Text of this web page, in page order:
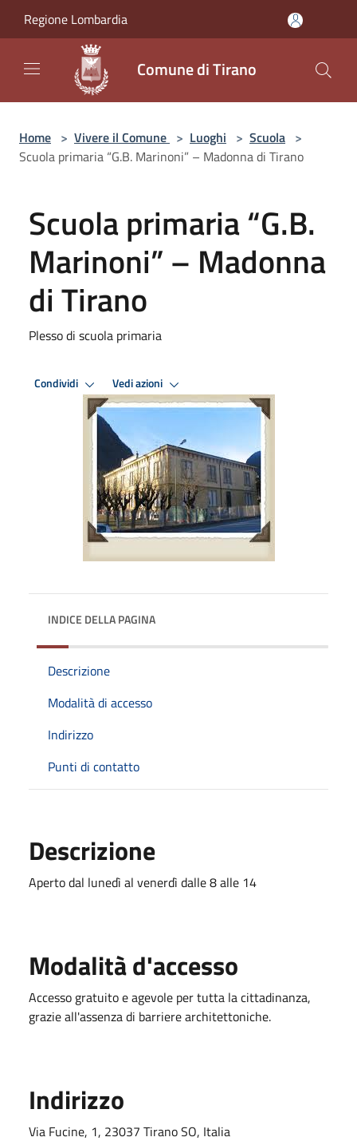
Regione Lombardia
Comune di Tirano
Home > Vivere il Comune > Luoghi > Scuola >
Scuola primaria “G.B. Marinoni” – Madonna di Tirano
Scuola primaria “G.B.
Marinoni” – Madonna
di Tirano
Plesso di scuola primaria
Condividi Vedi azioni
INDICE DELLA PAGINA
Descrizione
Modalità di accesso
Indirizzo
Punti di contatto
Descrizione
Aperto dal lunedì al venerdì dalle 8 alle 14
Modalità d'accesso
Accesso gratuito e agevole per tutta la cittadinanza,
grazie all'assenza di barriere architettoniche.
Indirizzo
Via Fucine, 1, 23037 Tirano SO, Italia